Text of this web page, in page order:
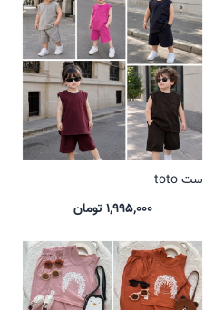
ست toto
1,995,000 تومان